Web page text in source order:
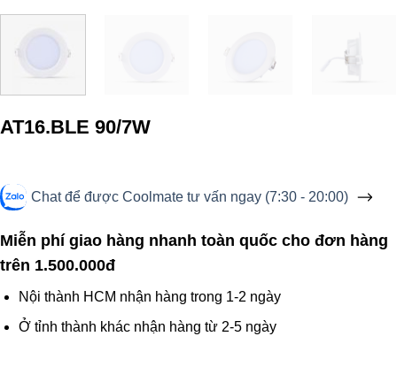
AT16.BLE 90/7W
Chat để được Coolmate tư vấn ngay (7:30 - 20:00)
Miễn phí giao hàng nhanh toàn quốc cho đơn hàng
trên 1.500.000đ
Nội thành HCM nhận hàng trong 1-2 ngày
Ở tỉnh thành khác nhận hàng từ 2-5 ngày